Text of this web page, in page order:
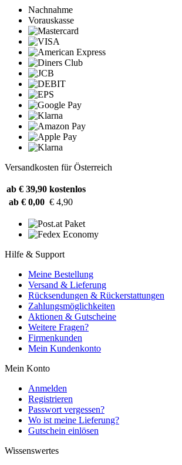
Nachnahme
Vorauskasse
Versandkosten für Österreich
ab € 39,90 kostenlos
ab € 0,00 € 4,90
Hilfe & Support
Meine Bestellung
Versand & Lieferung
Rücksendungen & Rückerstattungen
Zahlungsmöglichkeiten
Aktionen & Gutscheine
Weitere Fragen?
Firmenkunden
Mein Kundenkonto
Mein Konto
Anmelden
Registrieren
Passwort vergessen?
Wo ist meine Lieferung?
Gutschein einlösen
Wissenswertes